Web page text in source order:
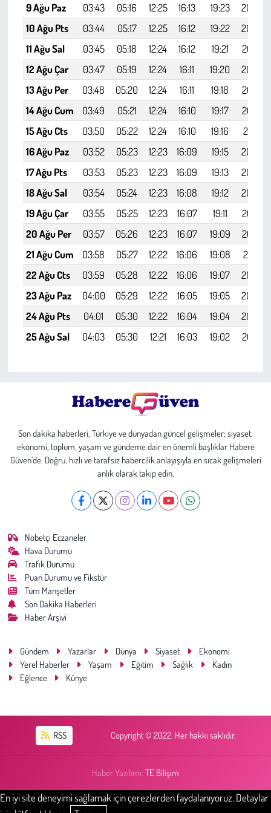
9 Ağu Paz
03:43 05:16 12:25 16:13 19:23
20:50
10 Ağu Pts
03:44 05:17 12:25 16:12 19:22
20:49
11 Ağu Sal
03:45 05:18 12:24 16:12 19:21
20:47
12 Ağu Çar
03:47 05:19 12:24 16:11 19:20
20:46
13 Ağu Per
03:48 05:20 12:24 16:11 19:18
20:44
14 Ağu Cum
03:49 05:21 12:24 16:10 19:17
20:42
15 Ağu Cts
03:50 05:22 12:24 16:10 19:16
20:41
16 Ağu Paz
03:52 05:23 12:23 16:09 19:15
20:39
17 Ağu Pts
03:53 05:23 12:23 16:09 19:13
20:38
18 Ağu Sal
03:54 05:24 12:23 16:08 19:12
20:36
19 Ağu Çar
03:55 05:25 12:23 16:07 19:11
20:34
20 Ağu Per
03:57 05:26 12:23 16:07 19:09
20:33
21 Ağu Cum
03:58 05:27 12:22 16:06 19:08
20:31
22 Ağu Cts
03:59 05:28 12:22 16:06 19:07
20:29
23 Ağu Paz
04:00 05:29 12:22 16:05 19:05
20:28
24 Ağu Pts
04:01 05:30 12:22 16:04 19:04
20:26
25 Ağu Sal
04:03 05:30 12:21 16:03 19:02 20:24
Son dakika haberleri, Türkiye ve dünyadan güncel gelişmeler; siyaset,
ekonomi, toplum, yaşam ve gündeme dair en önemli başlıklar Habere
Güven’de. Doğru, hızlı ve tarafsız habercilik anlayışıyla en sıcak gelişmeleri
anlık olarak takip edin.
Nöbetçi Eczaneler
Hava Durumu
Trafik Durumu
Puan Durumu ve Fikstür
Tüm Manşetler
Son Dakika Haberleri
Haber Arşivi
Gündem Yazarlar Dünya Siyaset
Ekonomi
Yerel Haberler
Yaşam Eğitim Sağlık
Kadın
Eğlence
Künye
RSS Copyright © 2022. Her hakkı saklıdır.
Haber Yazılımı: TE Bilişim
En iyi site deneyimi sağlamak için çerezlerden faydalanıyoruz. Detaylar